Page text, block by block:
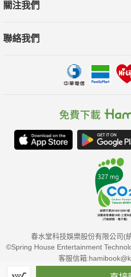
關注我們
聯絡我們
春水堂科技娛樂股份有限公司(
©Spring House Entertainment
客服信箱